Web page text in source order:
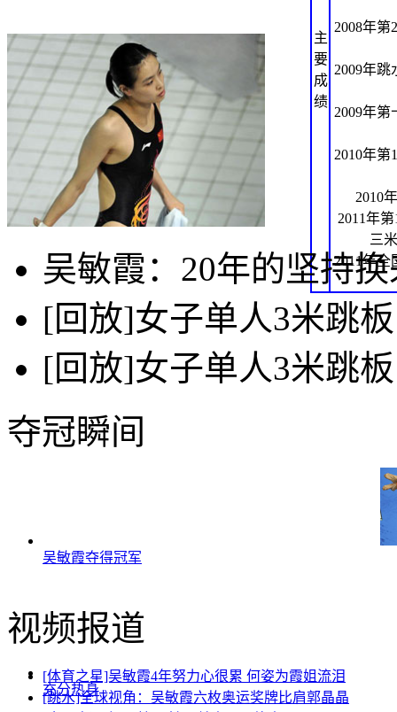
主
要
成
绩
2008年第
2009年
2009年
2010年第
2010
2011年
三
2011年全
吴敏霞：20年的坚持
[回放]女子单人3米跳
[回放]女子单人3米跳
夺冠瞬间
吴敏霞夺得冠军
充分热身
视频报道
[体育之星]吴敏霞4年努力心很累 何姿为霞姐流泪
[跳水]全球视角：吴敏霞六枚奥运奖牌比肩郭晶晶